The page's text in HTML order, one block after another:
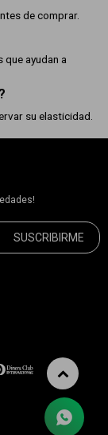
de comprar.
ayudan a
su elasticidad.
SUSCRIBIRME